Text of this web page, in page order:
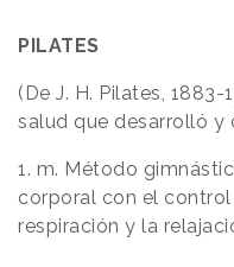
PILATES
(De J. H. Pilates,
salud que desarrolló
1. m. Método
corporal con el
respiración y la